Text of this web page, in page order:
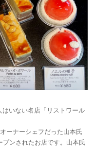
いない名店「リストワール
ーナーシェフだった山本氏
ンされたお店です。山本氏